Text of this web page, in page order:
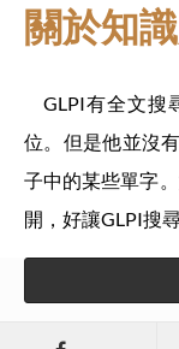
關於知
GLPI有全文搜
位。但是他並沒
子中的某些單字
開，好讓GLPI搜